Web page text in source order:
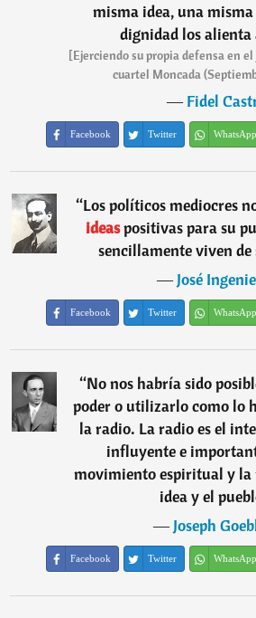
misma idea, una
dignidad los alienta
[Ejerciendo su propia defensa en
cuartel Moncada
―Fidel
Facebook Twitter WhatsApp
“Los políticos mediocres
ideaspositivas para su
sencillamente viven de
―José
Facebook Twitter WhatsApp
“No nos habría sido
poder o utilizarlo como lo
la radio. La radio es el
influyente e
movimiento espiritual y la
idea y el
―Joseph
Facebook Twitter WhatsApp